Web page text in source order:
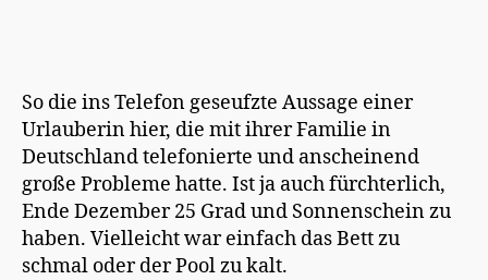
So die ins Telefon geseufzte Aussage einer
Urlauberin hier, die mit ihrer Familie in
Deutschland telefonierte und anscheinend
große Probleme hatte. Ist ja auch fürchterlich,
Ende Dezember 25 Grad und Sonnenschein zu
haben. Vielleicht war einfach das Bett zu
schmal oder der Pool zu kalt.